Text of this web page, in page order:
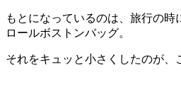
もとになっているのは、旅行の
ロールボストンバッグ。
それをキュッと小さくしたのが、